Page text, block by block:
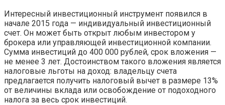
Интересный инвестиционный инструмент появился в
начале 2015 года — индивидуальный инвестиционный
счет. Он может быть открыт любым инвестором у
брокера или управляющей инвестиционной компании.
Сумма инвестиций до 400 000 рублей, срок вложения —
не менее 3 лет. Достоинством такого вложения является
налоговые льготы на доход: владельцу счета
предлагается получить налоговый вычет в размере 13%
от величины вклада или освобождение от подоходного
налога за весь срок инвестиций.